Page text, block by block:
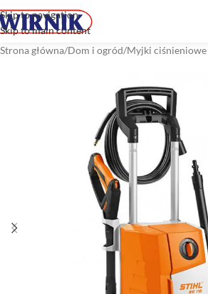
Skip to navigation
Skip to main content
Strona główna/Dom i ogród/Myjki ciśnieniowe